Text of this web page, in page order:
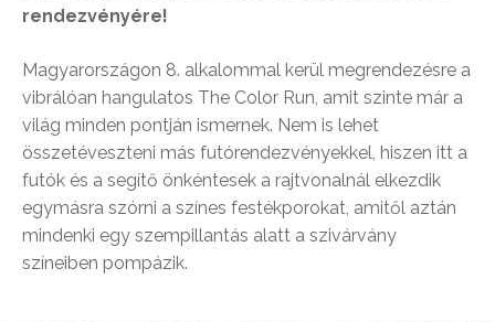
rendezvényére!
Magyarországon 8. alkalommal kerül megrendezésre a
vibrálóan hangulatos The Color Run, amit szinte már a
világ minden pontján ismernek. Nem is lehet
összetéveszteni más futórendezvényekkel, hiszen itt a
futók és a segítő önkéntesek a rajtvonalnál elkezdik
egymásra szórni a színes festékporokat, amitől aztán
mindenki egy szempillantás alatt a szivárvány
színeiben pompázik.